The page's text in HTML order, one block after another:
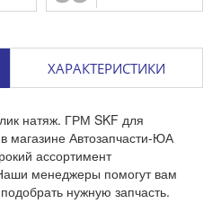
ХАРАКТЕРИСТИКИ
натяж. ГРМ SKF для
магазине Автозапчасти-ЮА
ассортимент
менеджеры помогут вам
нужную запчасть.